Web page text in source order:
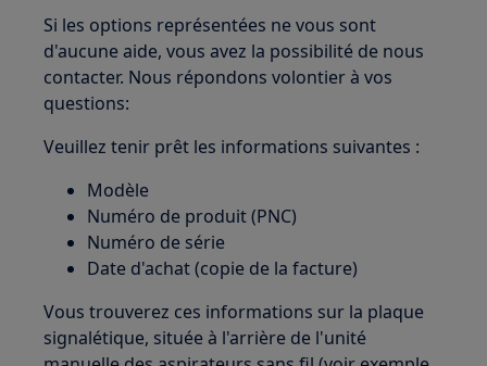
Si les options représentées ne vous sont
d'aucune aide, vous avez la possibilité de nous
contacter. Nous répondons volontier à vos
questions:
Veuillez tenir prêt les informations suivantes :
Modèle
Numéro de produit (PNC)
Numéro de série
Date d'achat (copie de la facture)
Vous trouverez ces informations sur la plaque
signalétique, située à l'arrière de l'unité